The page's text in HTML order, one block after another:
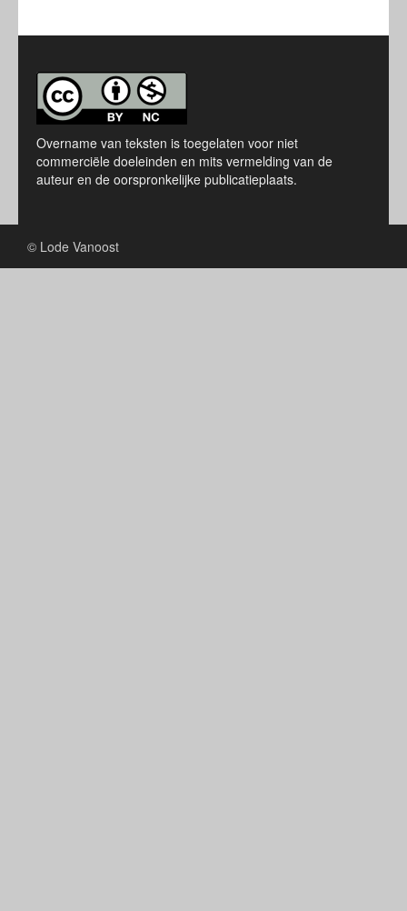
Overname van teksten is toegelaten voor niet
commerciële doeleinden en mits vermelding van de
auteur en de oorspronkelijke publicatieplaats.
© Lode Vanoost